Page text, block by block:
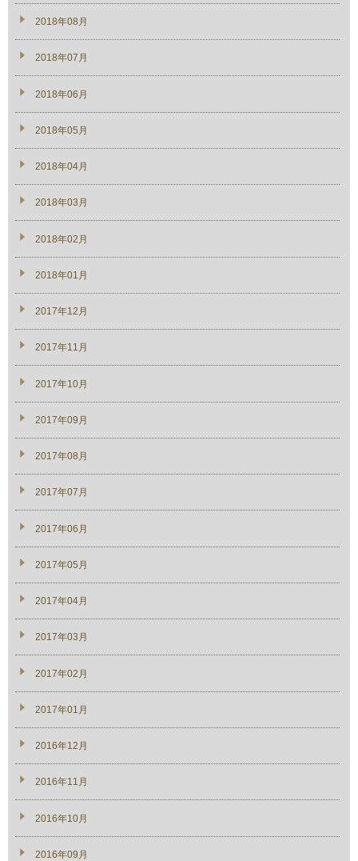
2018年08月
2018年07月
2018年06月
2018年05月
2018年04月
2018年03月
2018年02月
2018年01月
2017年12月
2017年11月
2017年10月
2017年09月
2017年08月
2017年07月
2017年06月
2017年05月
2017年04月
2017年03月
2017年02月
2017年01月
2016年12月
2016年11月
2016年10月
2016年09月